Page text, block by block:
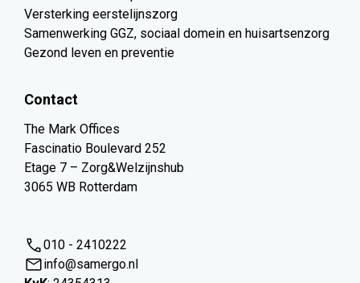
Versterking eerstelijnszorg
Samenwerking GGZ, sociaal domein en huisartsenzorg
Gezond leven en preventie
Contact
The Mark Offices
Fascinatio Boulevard 252
Etage 7 – Zorg&Welzijnshub
3065 WB Rotterdam
010 - 2410222
info@samergo.nl